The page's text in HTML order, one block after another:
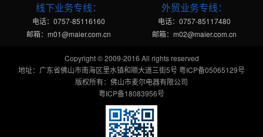
线下业务专线：
电话：0757-85116160
邮箱：m01@maier.com.cn
外贸业务专线：
电话：0757-85117480
邮箱：m02@maier.com.cn
Copyright © 2009-2016 All rights reserved
地址：广东省佛山市南海区里水镇和顺大道三街5号 粤ICP备05065129号
版权所有：佛山市麦尔电器有限公司
粤ICP备18083956号